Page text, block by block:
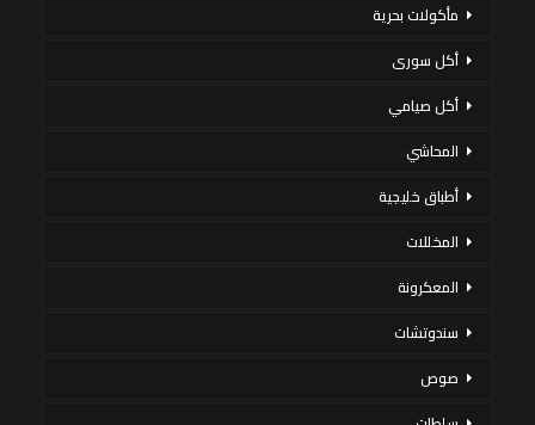
مأكولات بحرية
أكل سورى
أكل صيامي
المحاشي
أطباق خليجية
المخللات
المعكرونة
سندوتشات
صوص